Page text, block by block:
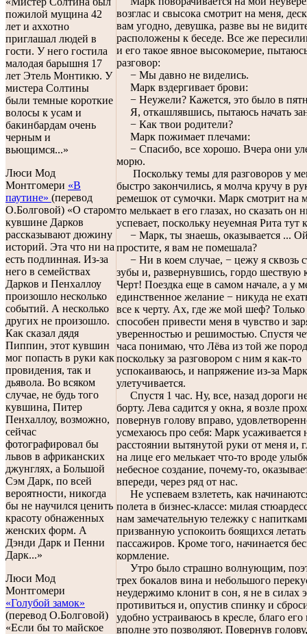
пожилой мущина 42
лет и аххотно
приглашал людей в
гости. У него гостила
малодая барышня 17
лет Этель Монтикю. У
мистера Солтины
были темные короткие
волосы к усам и
бакинбардам очень
черным и
вьющимся...»
Люси Мод
Монтгомери «В
паутине» (перевод
О.Болговой) «О старом
кувшине Дарков
рассказывают дюжину
историй. Эта что ни на
есть подлинная. Из-за
него в семействах
Дарков и Пенхаллоу
произошло несколько
событий. А несколько
других не произошло.
Как сказал дядя
Пиппин, этот кувшин
мог попасть в руки как
провидения, так и
дьявола. Во всяком
случае, не будь того
кувшина, Питер
Пенхаллоу, возможно,
сейчас
фотографировал бы
львов в африканских
джунглях, а Большой
Сэм Дарк, по всей
вероятности, никогда
бы не научился ценить
красоту обнаженных
женских форм. А
Дэнди Дарк и Пенни
Дарк...»
Люси Мод
Монтгомери
«Голубой замок»
(перевод О.Болговой)
«Если бы то майское
возглас и свысока смотрит на меня,
вам угодно, девушка, разве вы не
расположены к беседе. Все же
и его такое явное высокомерие, пытаюсь
разговор:
− Мы давно не виделись.
Марк вздергивает брови:
− Неужели? Кажется, это было в
Я, откашлявшись, пытаюсь начать
− Как твои родители?
Марк пожимает плечами:
− Спасибо, все хорошо. Вчера они
морю.
Поскольку темы для разговоров у
быстро закончились, я молча кручу в
ремешок от сумочки. Марк смотрит на
то мелькает в его глазах, но сказать он
успевает, поскольку неуемная Рита тут
− Марк, ты знаешь, оказывается ...
простите, я вам не помешала?
− Ни в коем случае, − цежу я сквозь
зубы и, развернувшись, гордо шествую
Черт! Поездка еще в самом начале, а у
единственное желание − никуда не
все к черту. Ах, где же мой шеф?
способен привести меня в чувство и
уверенностью и решимостью. Спустя
часа понимаю, что Лёва из той же
поскольку за разговором с ним я как-то
успокаиваюсь, и напряжение из-за
улетучивается.
Спустя 1 час. Ну, все, назад дороги
борту. Лева садится у окна, я возле
повернув голову вправо,
усмехаюсь про себя: Марк усаживается
расстоянии вытянутой руки от меня и,
на лице его мелькает что-то вроде
небесное создание, почему-то,
впереди, через ряд от нас.
Не успеваем взлететь, как
полета в бизнес-классе: милая
нам замечательную тележку с
призванную успокоить боящихся летать
пассажиров. Кроме того, начинается
кормление.
Утро было страшно волнующим,
трех бокалов вина и небольшого
неудержимо клонит в сон, я не в силах
противиться и, опустив спинку и
удобно устраиваюсь в кресле, благо его
вполне это позволяют. Повернув голову,